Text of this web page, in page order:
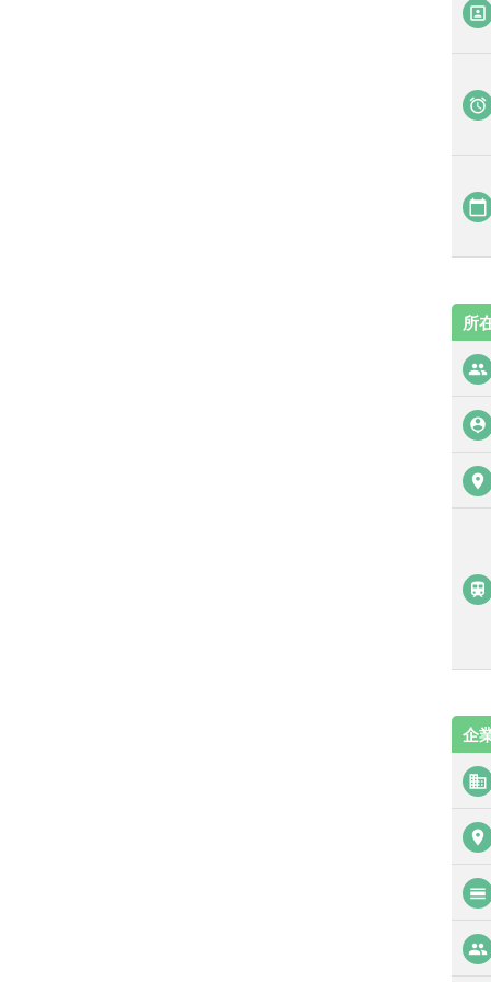
portrait

calendar_today
所
people
person_pin
place

企
business
place
calendar_view_day
people